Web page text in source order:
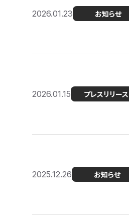
2026.01.23 お知らせ
2026.01.15 プレスリリース
2025.12.26 お知らせ